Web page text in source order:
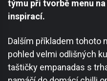
týmu při tvorbě menu
inspirací.
Dalším příkladem tohoto
pohled velmi odlišných
taštičky empanadas s